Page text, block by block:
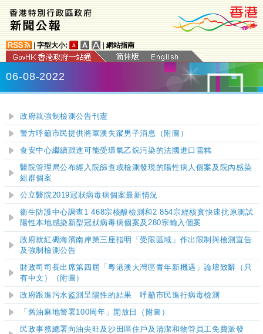
字型大小: 網站指南
06-08-2022
政府就強制檢測公告刊憲
警方呼籲市民提供將軍澳失蹤男子消息（附圖）
食安中心繼續跟進可能受環氧乙烷污染的法國進口雪糕
醫院管理局公布經入院篩查或檢測發現的陽性病人個案及院內感染
組 群個案
公立醫院2019冠狀病毒病個案最新情況
衞生防護中心調查1 468宗核酸檢測和2 854宗經核實快速抗原測試
陽性本地感染新型冠狀病毒病個案及280宗輸入個案
政府就紅磡海濱南岸第三座指明「受限區域」作出限制與檢測宣告
及強制檢測公告
財政司司長出席第四屆「粵港澳大灣區青年新機遇」論壇致辭（只
有中文）（附圖）
政府跟進污水監測呈陽性的結果 呼籲市民進行病毒檢測
「舊油麻地警署100周年」開放日（附圖）
民政事務總署向油尖旺及沙田區住戶及清潔和物管員工免費派發